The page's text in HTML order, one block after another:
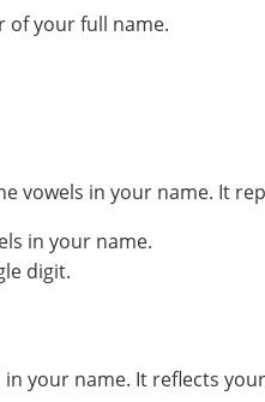
of your full name.
vowels in your name. It
in your name.
digit.
your name. It reflects